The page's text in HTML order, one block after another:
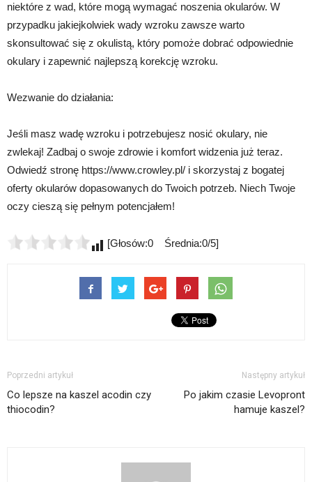
niektóre z wad, które mogą wymagać noszenia okularów. W
przypadku jakiejkolwiek wady wzroku zawsze warto
skonsultować się z okulistą, który pomoże dobrać odpowiednie
okulary i zapewnić najlepszą korekcję wzroku.
Wezwanie do działania:
Jeśli masz wadę wzroku i potrzebujesz nosić okulary, nie
zwlekaj! Zadbaj o swoje zdrowie i komfort widzenia już teraz.
Odwiedź stronę https://www.crowley.pl/ i skorzystaj z bogatej
oferty okularów dopasowanych do Twoich potrzeb. Niech Twoje
oczy cieszą się pełnym potencjałem!
[Głosów:0 Średnia:0/5]
Poprzedni artykuł
Co lepsze na kaszel acodin czy
thiocodin?
Następny artykuł
Po jakim czasie Levopront
hamuje kaszel?